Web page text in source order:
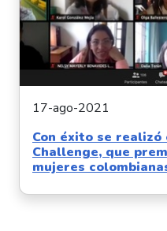
17-ago-2021
Con éxito se realizó
Challenge, que
mujeres